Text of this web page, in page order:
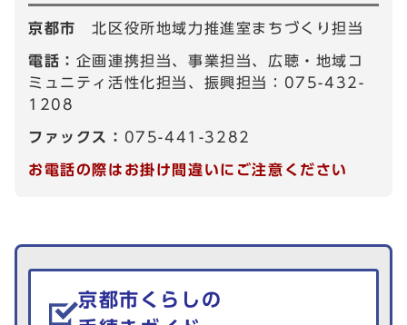
京都市北区役所地域力推進室まちづくり担当
電話： 企画連携担当、事業担当、広聴・地域コ
ミュニティ活性化担当、振興担当：075-432-
1208
ファックス： 075-441-3282
お電話の際はお掛け間違いにご注意ください
生活情報を探す
京都市くらしの